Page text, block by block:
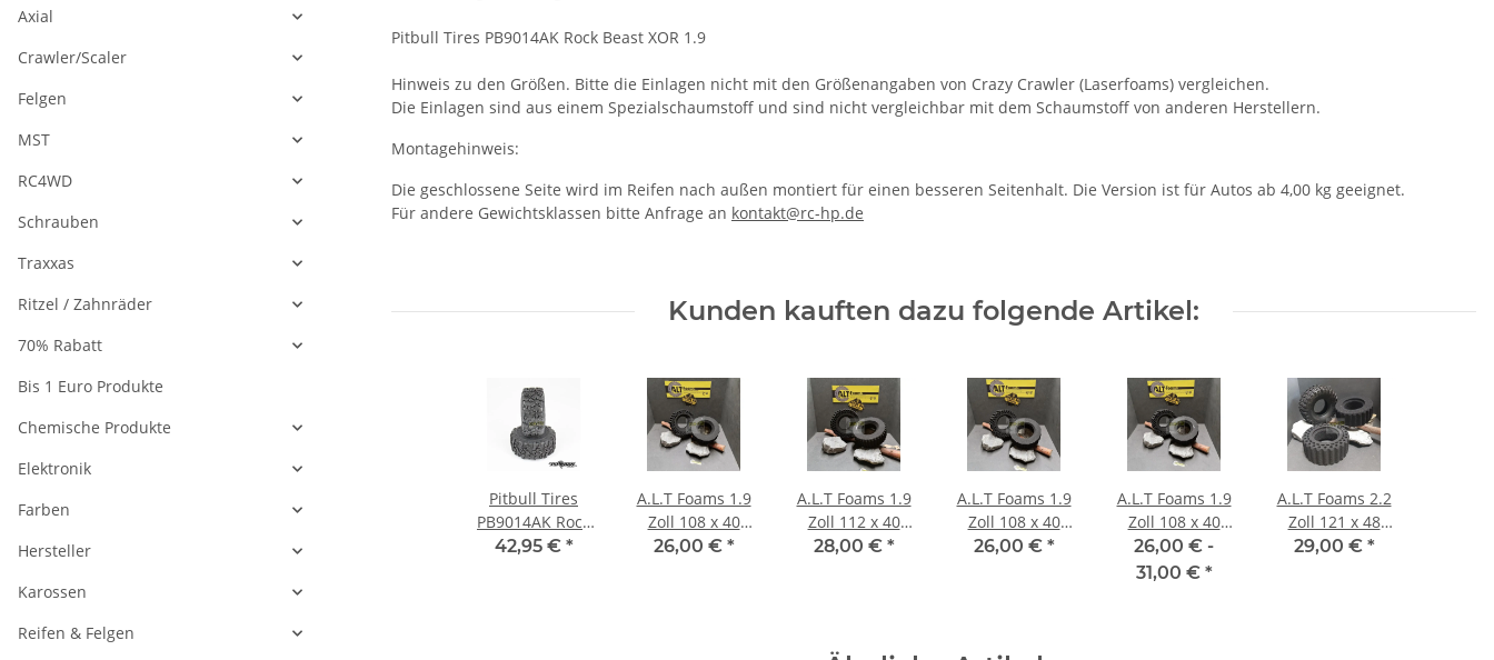
Pitbull Tires PB9014AK Rock Beast XOR 1.9
Hinweis zu den Größen. Bitte die Einlagen nicht mit den Größenangaben von Crazy Crawler (Laserfoams) vergleichen.
Die Einlagen sind aus einem Spezialschaumstoff und sind nicht vergleichbar mit dem Schaumstoff von anderen Herstellern.
Montagehinweis:
Die geschlossene Seite wird im Reifen nach außen montiert für einen besseren Seitenhalt. Die Version ist für Autos ab 4,00 kg geeignet.
Für andere Gewichtsklassen bitte Anfrage an kontakt@rc-hp.de
Kunden kauften dazu folgende Artikel:
Pitbull Tires
PB9014AK Rock
Beast XOR 1.9
42,95 € *
A.L.T Foams 1.9
Zoll 108 x 40
mm Soft (2
26,00 € *
A.L.T Foams 1.9
Zoll 112 x 40
mm Ghost (2
28,00 € *
A.L.T Foams 1.9
Zoll 108 x 40
mm für 1 Lage
26,00 € *
A.L.T Foams 1.9
Zoll 108 x 40
mm Super Soft
(2 Stück)
26,00 € -
31,00 € *
A.L.T Foams 2.2
Zoll 121 x 48
mm (2 Stück)
29,00 € *
Axial
Crawler/Scaler
Felgen
MST
RC4WD
Schrauben
Traxxas
Ritzel / Zahnräder
70% Rabatt
Bis 1 Euro Produkte
Chemische Produkte
Elektronik
Farben
Hersteller
Karossen
Reifen & Felgen